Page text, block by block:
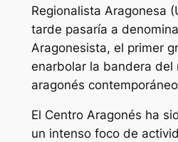
Regionalista Aragonesa
tarde pasaría a
Aragonesista, el primer
enarbolar la bandera del
aragonés
El Centro Aragonés ha
un intenso foco de